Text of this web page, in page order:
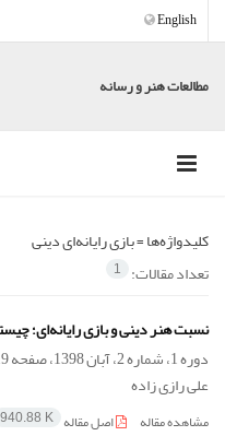
English
مطالعات هنر و رسانه
کلیدواژه‌ها =بازی رایانه‌ای دینی
تعداد مقالات:
1
نسبت هنر دینی و بازی رایانه‌ای؛
دوره 1، شماره 2، آبان 1398، صفحه
علی رازی زاده
مشاهده مقاله اصل مقاله 940.88 K